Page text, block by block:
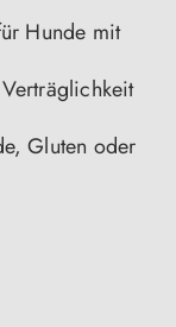
Hunde mit
Gluten oder